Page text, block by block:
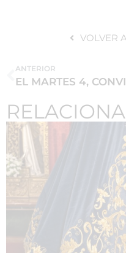
VOLVER
ANTERIOR